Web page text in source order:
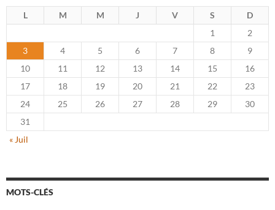
L M M J V S
D
1
2
3
4 5 6 7 8
9
10
11 12 13 14 15
16
17
18 19 20 21 22
23
24
25 26 27 28 29
30
31
« Juil
MOTS-CLÉS